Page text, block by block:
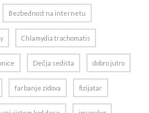
Bezbednost na internetu
Chlamydia trachomatis
Dečja sedišta dobro jutro
farbanje zidova fizijatar